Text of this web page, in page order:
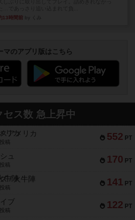
13時間前 by くみ
マのアプリ版はこちら
セス数 急上昇中
552 PT
アメリカ
稿
170 PT
ュ
稿
141 PT
/ 火牛陣
稿
122 PT
ブ
稿